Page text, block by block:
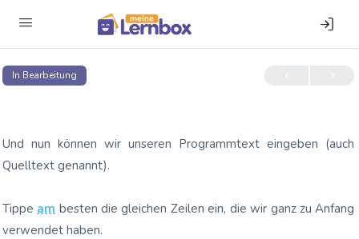
In Bear­bei­tung
Und nun kön­nen wir unse­ren Pro­gramm­text ein­ge­ben (auch
Quell­text genannt).
Tip­pe am bes­ten die glei­chen Zei­len ein, die wir ganz zu Anfang
ver­wen­det haben.